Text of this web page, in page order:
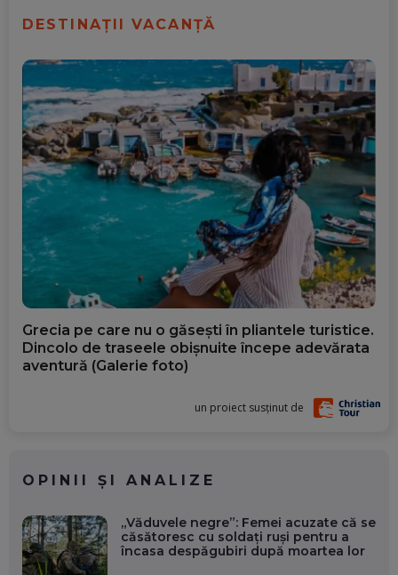
DESTINAȚII VACANȚĂ
Grecia pe care nu o găsești în pliantele turistice.
Dincolo de traseele obișnuite începe adevărata
aventură (Galerie foto)
un proiect susținut de
OPINII ȘI ANALIZE
„Văduvele negre”: Femei acuzate că se
căsătoresc cu soldați ruși pentru a
încasa despăgubiri după moartea lor